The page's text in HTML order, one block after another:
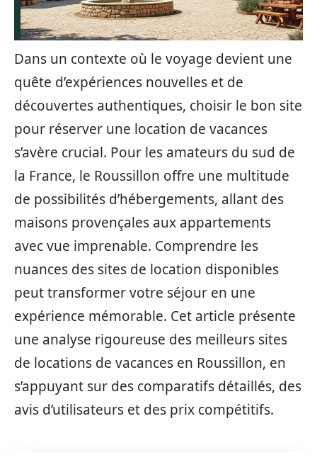
Dans un contexte où le voyage devient une
quête d’expériences nouvelles et de
découvertes authentiques, choisir le bon site
pour réserver une location de vacances
s’avère crucial. Pour les amateurs du sud de
la France, le Roussillon offre une multitude
de possibilités d’hébergements, allant des
maisons provençales aux appartements
avec vue imprenable. Comprendre les
nuances des sites de location disponibles
peut transformer votre séjour en une
expérience mémorable. Cet article présente
une analyse rigoureuse des meilleurs sites
de locations de vacances en Roussillon, en
s’appuyant sur des comparatifs détaillés, des
avis d’utilisateurs et des prix compétitifs.